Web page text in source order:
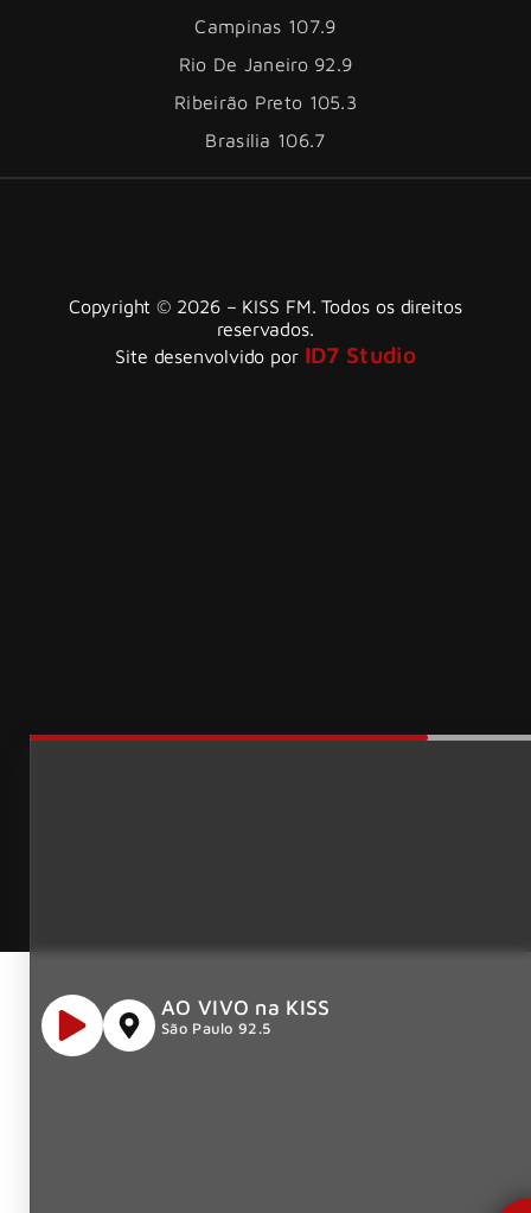
Campinas 107.9
Rio De Janeiro 92.9
Ribeirão Preto 105.3
Brasília 106.7
Copyright © 2026 – KISS FM. Todos os direitos
reservados.
Site desenvolvido por ID7 Studio
AO VIVO na KISS
São Paulo 92.5